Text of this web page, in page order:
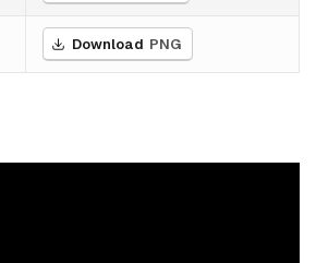
Download PNG